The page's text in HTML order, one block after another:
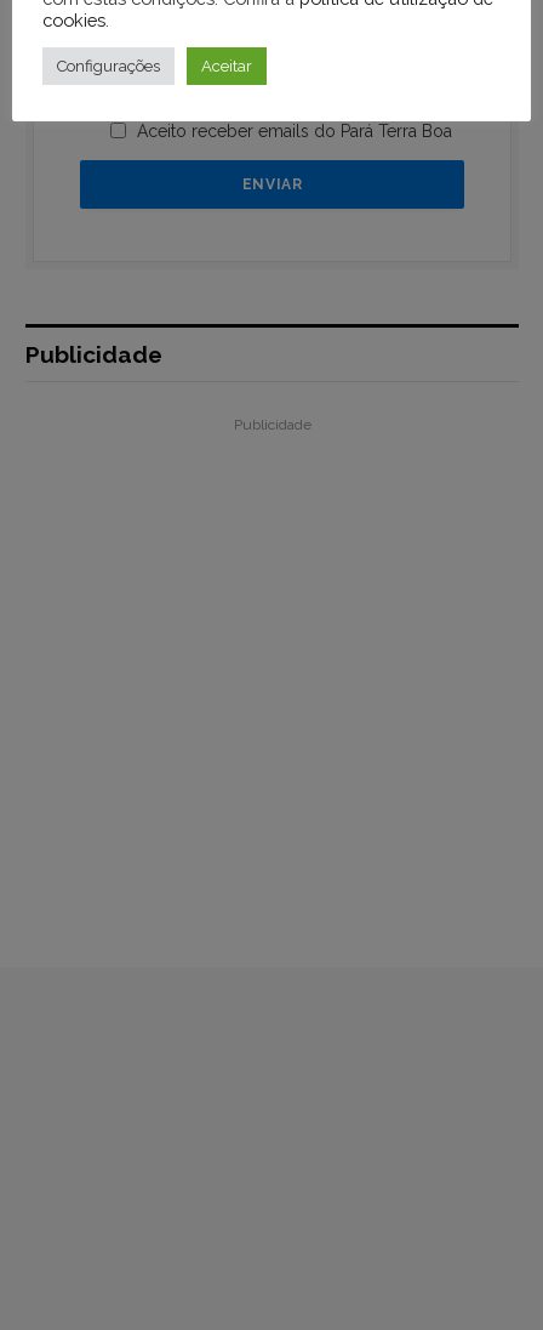
Aceito receber emails do Pará Terra Boa
Publicidade
Publicidade
cookies
Configurações Aceitar